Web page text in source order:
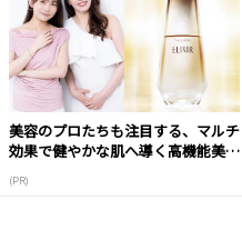
美容のプロたちも注目する、マルチ
効果で健やかな肌へ導く高機能美容
(PR)